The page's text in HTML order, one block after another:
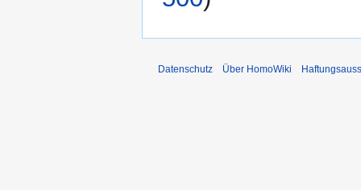
Datenschutz Über HomoWiki